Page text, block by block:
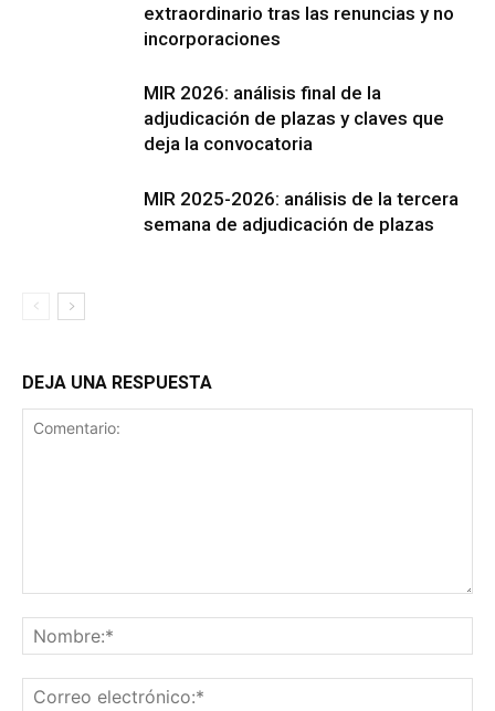
extraordinario tras las renuncias y no
incorporaciones
MIR 2026: análisis final de la
adjudicación de plazas y claves que
deja la convocatoria
MIR 2025-2026: análisis de la tercera
semana de adjudicación de plazas
DEJA UNA RESPUESTA